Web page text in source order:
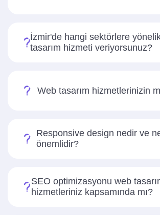
İzmir'de hangi sektörlere
tasarım hizmeti veriyorsunuz?
Web tasarım hizmetlerinizin
Responsive design nedir ve
önemlidir?
SEO optimizasyonu web
hizmetleriniz kapsamında mı?